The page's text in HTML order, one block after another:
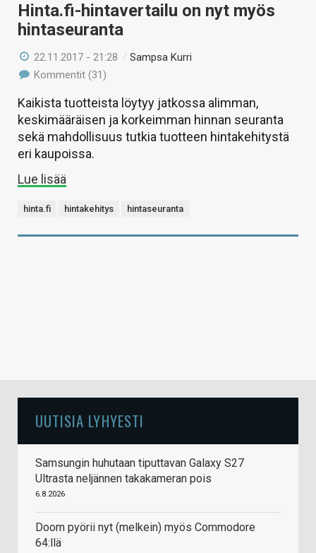
Hinta.fi-hintavertailu on nyt myös
hintaseuranta
22.11.2017 - 21:28 /Sampsa Kurri
Kommentit (31)
Kaikista tuotteista löytyy jatkossa alimman,
keskimääräisen ja korkeimman hinnan seuranta
sekä mahdollisuus tutkia tuotteen hintakehitystä
eri kaupoissa.
Lue lisää
hinta.fi hintakehitys hintaseuranta
UUTISIA LYHYESTI
Samsungin huhutaan tiputtavan Galaxy S27
Ultrasta neljännen takakameran pois
6.8.2026
Doom pyörii nyt (melkein) myös Commodore
64:llä